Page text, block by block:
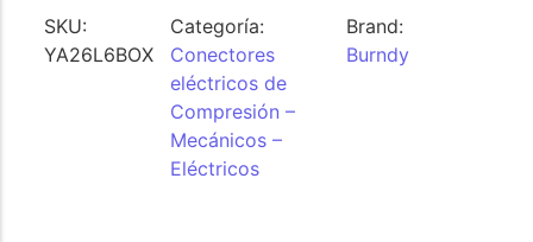
SKU:
YA26L6BOX
Categoría:
Conectores
eléctricos de
Compresión –
Mecánicos –
Eléctricos
Brand:
Burndy